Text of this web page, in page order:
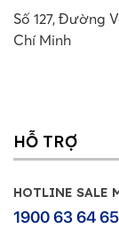
Số 127, Đường
Chí Minh
HỖ TRỢ
HOTLINE SALE
1900 63 64 65